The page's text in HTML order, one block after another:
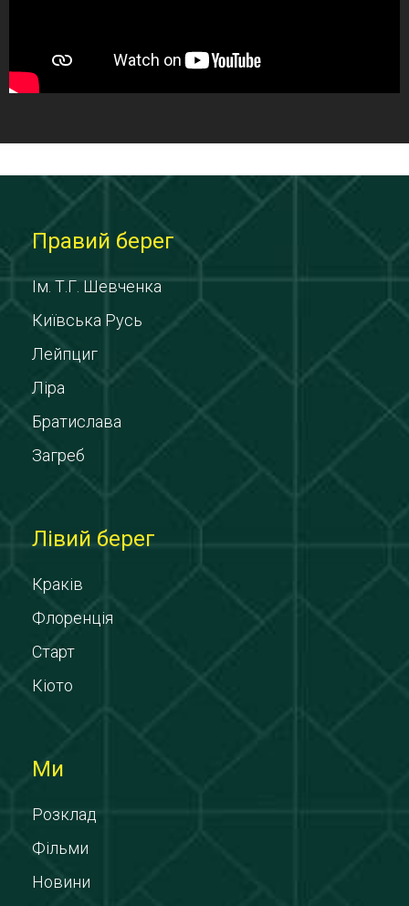
Правий берег
Ім. Т.Г. Шевченка
Київська Русь
Лейпциг
Ліра
Братислава
Загреб
Лівий берег
Краків
Флоренція
Старт
Кіото
Ми
Розклад
Фільми
Новини